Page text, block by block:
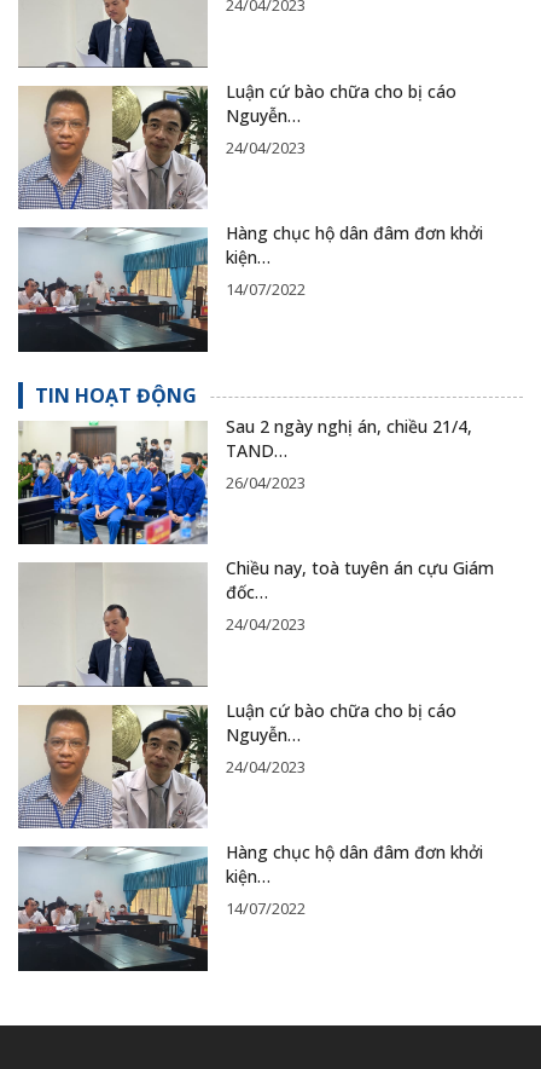
24/04/2023
Luận cứ bào chữa cho bị cáo
Nguyễn…
24/04/2023
Hàng chục hộ dân đâm đơn khởi
kiện…
14/07/2022
TIN HOẠT ĐỘNG
Sau 2 ngày nghị án, chiều 21/4,
TAND…
26/04/2023
Chiều nay, toà tuyên án cựu Giám
đốc…
24/04/2023
Luận cứ bào chữa cho bị cáo
Nguyễn…
24/04/2023
Hàng chục hộ dân đâm đơn khởi
kiện…
14/07/2022